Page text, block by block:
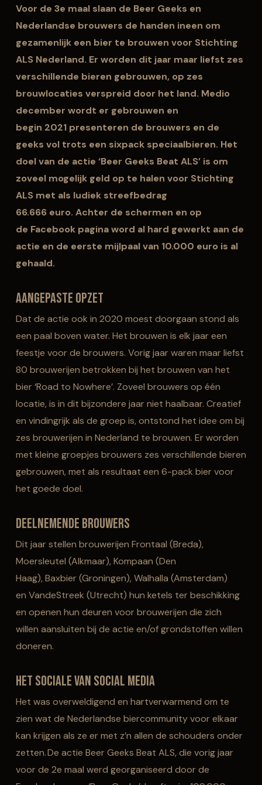
Voor de 3e maal slaan de Beer Geeks en
Nederlandse brouwers de handen ineen om
gezamenlijk een bier te brouwen voor Stichting
ALS Nederland. Er worden dit jaar maar liefst zes
verschillende bieren gebrouwen, op zes
brouwlocaties verspreid door het land. Medio
december wordt er gebrouwen en
begin 2021 presenteren de brouwers en de
geeks vol trots een sixpack speciaalbieren. Het
doel van de actie ‘Beer Geeks Beat ALS’is om
zoveel mogelijk geld op te halen voor Stichting
ALS met als ludiek streefbedrag
66.666 euro. Achter de schermen en op
de Facebook pagina word al hard gewerkt aan de
actie en de eerste mijlpaal van 10.000 euro is al
gehaald.
Aangepaste opzet
Dat de actie ook in 2020 moest doorgaan stond als
een paal boven water. Het brouwen is elk jaar een
feestje voor de brouwers. Vorig jaar waren maar liefst
80 brouwerijen betrokken bij het brouwen van het
bier ‘Road to Nowhere’. Zoveel brouwers op één
locatie, is in dit bijzondere jaar niet haalbaar. Creatief
en vindingrijk als de groep is, ontstond het idee om bij
zes brouwerijen in Nederland te brouwen. Er worden
met kleine groepjes brouwers zes verschillende bieren
gebrouwen, met als resultaat een 6-pack bier voor
het goede doel.
Deelnemende brouwers
Dit jaar stellen brouwerijen Frontaal (Breda),
Moersleutel (Alkmaar), Kompaan (Den
Haag), Baxbier(Groningen), Walhalla (Amsterdam)
en VandeStreek (Utrecht) hun ketels ter beschikking
en openen hun deuren voor brouwerijen die zich
willen aansluiten bij de actie en/of grondstoffen willen
doneren.
Het sociale van social media
Het was overweldigend en hartverwarmend om te
zien wat de Nederlandse biercommunityvoor elkaar
kan krijgen als ze er met z’n allen de schouders onder
zetten. De actie Beer Geeks Beat ALS, die vorig jaar
voor de 2e maal werd georganiseerd door de